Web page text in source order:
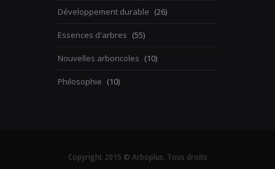
Développement durable (26)
Essences d'arbres (55)
Nouvelles arboricoles (10)
Philosophie (10)
Copyright 2015 © Arboplus. Tous droits